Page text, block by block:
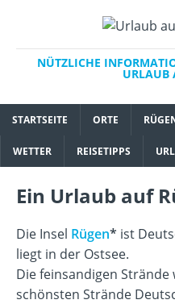
NÜTZLICHE
URLAUB
STARTSEITE ORTE
WETTER REISETIPPS
Ein Urlaub auf
Die Insel Rügen
ist
liegt in der Ostsee.
Die feinsandigen
schönsten Strände